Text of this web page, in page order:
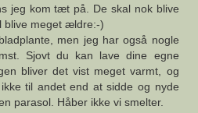
jeg kom tæt på. De skal nok blive
blive meget ældre:-)
men jeg har også nogle
Sjovt du kan lave dine egne
bliver det vist meget varmt, og
til andet end at sidde og nyde
parasol. Håber ikke vi smelter.